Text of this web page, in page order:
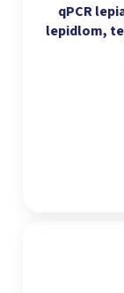
qPCR
lepidlom,